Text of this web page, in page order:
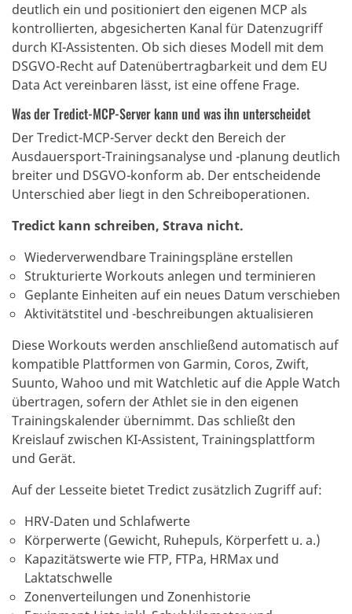
deutlich ein und positioniert den eigenen MCP als
kontrollierten, abgesicherten Kanal für Datenzugriff
durch KI-Assistenten. Ob sich dieses Modell mit dem
DSGVO-Recht auf Datenübertragbarkeit und dem EU
Data Act vereinbaren lässt, ist eine offene Frage.
Was der Tredict-MCP-Server kann und was ihn unterscheidet
Der Tredict-MCP-Server deckt den Bereich der
Ausdauersport-Trainingsanalyse und -planung deutlich
breiter und DSGVO-konform ab. Der entscheidende
Unterschied aber liegt in den Schreiboperationen.
Tredict kann schreiben, Strava nicht.
Wiederverwendbare Trainingspläne erstellen
Strukturierte Workouts anlegen und terminieren
Geplante Einheiten auf ein neues Datum verschieben
Aktivitätstitel und -beschreibungen aktualisieren
Diese Workouts werden anschließend automatisch auf
kompatible Plattformen von Garmin, Coros, Zwift,
Suunto, Wahoo und mit Watchletic auf die Apple Watch
übertragen, sofern der Athlet sie in den eigenen
Trainingskalender übernimmt. Das schließt den
Kreislauf zwischen KI-Assistent, Trainingsplattform
und Gerät.
Auf der Lesseite bietet Tredict zusätzlich Zugriff auf:
HRV-Daten und Schlafwerte
Körperwerte (Gewicht, Ruhepuls, Körperfett u. a.)
Kapazitätswerte wie FTP, FTPa, HRMax und
Laktatschwelle
Zonenverteilungen und Zonenhistorie